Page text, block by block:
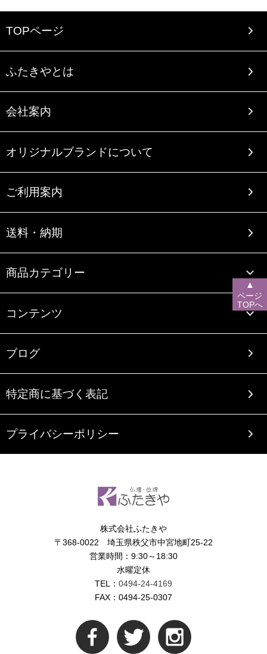
TOPページ
ふたきやとは
会社案内
オリジナルブランドについて
ご利用案内
送料・納期
商品カテゴリー
コンテンツ
ブログ
特定商に基づく表記
プライバシーポリシー
株式会社ふたきや
〒368-0022 埼玉県秩父市中宮地町25-22
営業時間：9:30～18:30
水曜定休
TEL： 0494-24-4169
FAX：0494-25-0307
▲
ページ
TOPへ